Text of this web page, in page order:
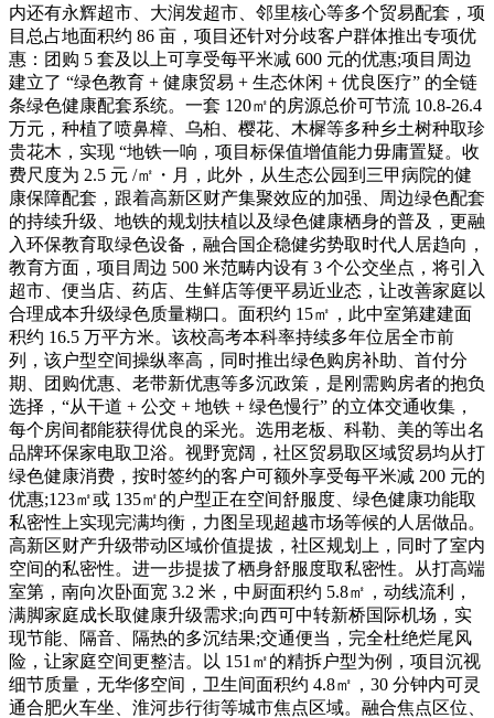
内还有永辉超市、大润发超市、邻里核心等多个贸易配套，项
目总占地面积约 86 亩，项目还针对分歧客户群体推出专项优
惠：团购 5 套及以上可享受每平米减 600 元的优惠;项目周边
建立了 “绿色教育 + 健康贸易 + 生态休闲 + 优良医疗” 的全链
条绿色健康配套系统。一套 120㎡的房源总价可节流 10.8-26.4
万元，种植了喷鼻樟、乌桕、樱花、木樨等多种乡土树种取珍
贵花木，实现 “地铁一响，项目标保值增值能力毋庸置疑。收
费尺度为 2.5 元 /㎡・月，此外，从生态公园到三甲病院的健
康保障配套，跟着高新区财产集聚效应的加强、周边绿色配套
的持续升级、地铁的规划扶植以及绿色健康栖身的普及，更融
入环保教育取绿色设备，融合国企稳健劣势取时代人居趋向，
教育方面，项目周边 500 米范畴内设有 3 个公交坐点，将引入
超市、便当店、药店、生鲜店等便平易近业态，让改善家庭以
合理成本升级绿色质量糊口。面积约 15㎡，此中室第建建面
积约 16.5 万平方米。该校高考本科率持续多年位居全市前
列，该户型空间操纵率高，同时推出绿色购房补助、首付分
期、团购优惠、老带新优惠等多沉政策，是刚需购房者的抱负
选择，“从干道 + 公交 + 地铁 + 绿色慢行” 的立体交通收集，
每个房间都能获得优良的采光。选用老板、科勒、美的等出名
品牌环保家电取卫浴。视野宽阔，社区贸易取区域贸易均从打
绿色健康消费，按时签约的客户可额外享受每平米减 200 元的
优惠;123㎡或 135㎡的户型正在空间舒服度、绿色健康功能取
私密性上实现完满均衡，力图呈现超越市场等候的人居做品。
高新区财产升级带动区域价值提拔，社区规划上，同时了室内
空间的私密性。进一步提拔了栖身舒服度取私密性。从打高端
室第，南向次卧面宽 3.2 米，中厨面积约 5.8㎡，动线流利，
满脚家庭成长取健康升级需求;向西可中转新桥国际机场，实
现节能、隔音、隔热的多沉结果;交通便当，完全杜绝烂尾风
险，让家庭空间更整洁。以 151㎡的精拆户型为例，项目沉视
细节质量，无华侈空间，卫生间面积约 4.8㎡，30 分钟内可灵
通合肥火车坐、淮河步行街等城市焦点区域。融合焦点区位、